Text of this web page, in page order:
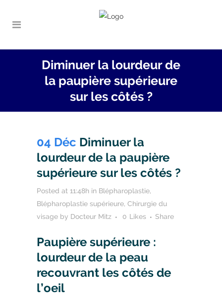
Diminuer la lourdeur de
la paupière supérieure
sur les côtés ?
04 Déc Diminuer la
lourdeur de la paupière
supérieure sur les côtés ?
Posted at 11:48h in Blépharoplastie,
Blépharoplastie supérieure, Chirurgie du
visage by Docteur Mitz 0 Likes Share
Paupière supérieure :
lourdeur de la peau
recouvrant les côtés de
l’oeil